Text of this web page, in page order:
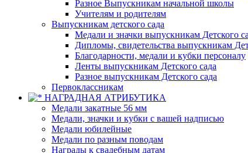
Разное Выпускникам начальной школы
Учителям и родителям
Выпускникам детского сада
Медали и значки выпускникам Детского
Дипломы, свидетельства выпускникам
Благодарности, медали и кубки персоналу
Ленты выпускникам Детского сада
Разное выпускникам Детского сада
Первоклассникам
НАГРАДНАЯ АТРИБУТИКА
Медали закатные 56 мм
Медали, значки и кубки с вашей надписью
Медали юбилейные
Медали по разным поводам
Награды к свадебным датам